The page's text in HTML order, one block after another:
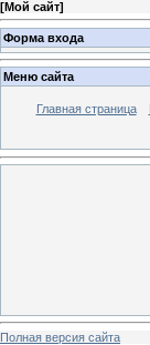
[Мой сайт]
Форма входа
Меню сайта
Главная страница
Полная версия сайта